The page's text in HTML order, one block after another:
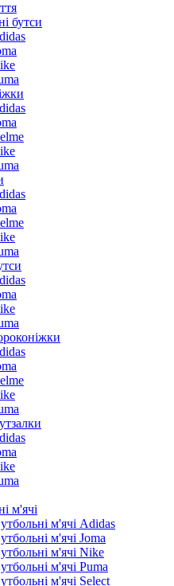
бутси
м'ячі
м'ячі Adidas
м'ячі Joma
м'ячі Nike
м'ячі Puma
м'ячі Select